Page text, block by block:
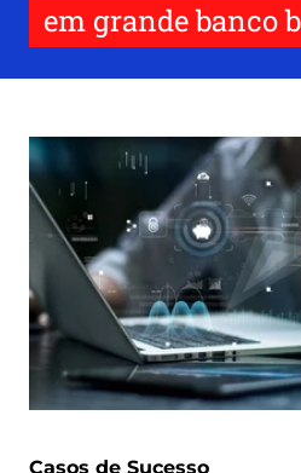
em grande banco
Casos de Sucesso